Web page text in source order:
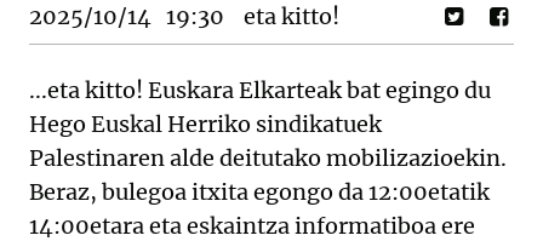
2025/10/14 19:30 eta kitto!
...eta kitto! Euskara Elkarteak bat egingo du
Hego Euskal Herriko sindikatuek
Palestinaren alde deitutako mobilizazioekin.
Beraz, bulegoa itxita egongo da 12:00etatik
14:00etara eta eskaintza informatiboa ere